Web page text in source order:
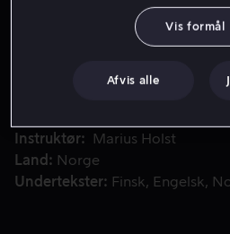
senere spredes nyheden om, at
Instruktør
Marius Holst
Land
Norge
Undertekster
Finsk Engelsk
Vis formål
Afvis alle